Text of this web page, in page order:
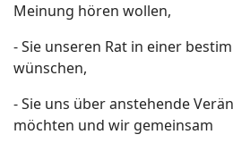
Meinung hören wollen,
- Sie unseren Rat in einer
wünschen,
- Sie uns über anstehende
möchten und wir gemeinsam